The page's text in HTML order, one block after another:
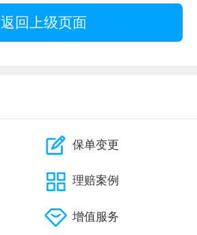
返回上级页面
保单变更
理赔案例
增值服务